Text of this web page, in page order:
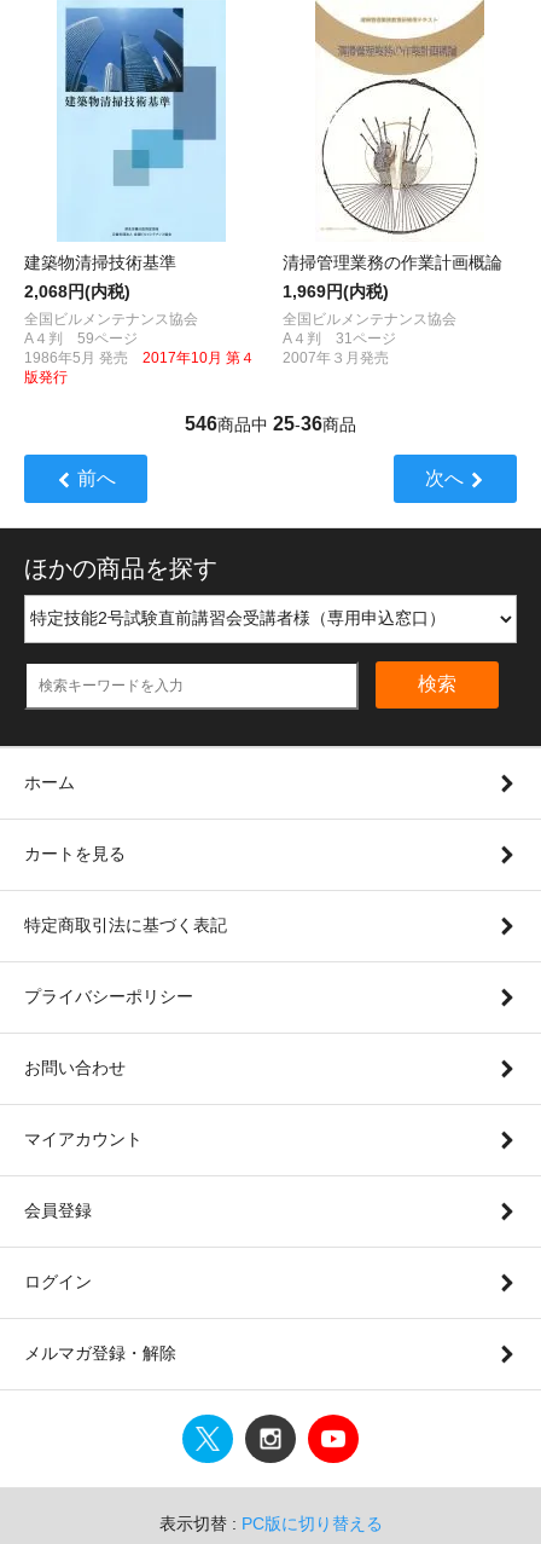
建築物清掃技術基準
2,068円(内税)
全国ビルメンテナンス協会
A４判 59ページ
1986年5月 発売 2017年10月 第４
版発行
清掃管理業務の作業計画概論
1,969円(内税)
全国ビルメンテナンス協会
A４判 31ページ
2007年３月発売
546商品中 25-36商品
前へ 次へ
ほかの商品を探す
検索
ホーム
カートを見る
特定商取引法に基づく表記
プライバシーポリシー
お問い合わせ
マイアカウント
会員登録
ログイン
メルマガ登録・解除
表示切替 : PC版に切り替える